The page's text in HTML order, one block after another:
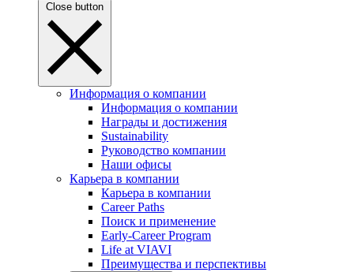
Close button
Информация о компании
Информация о компании
Награды и достижения
Sustainability
Руководство компании
Наши офисы
Карьера в компании
Карьера в компании
Career Paths
Поиск и применение
Early-Career Program
Life at VIAVI
Преимущества и перспективы